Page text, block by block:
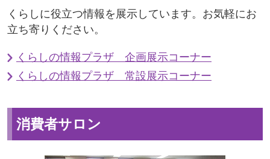
くらしに役立つ情報を展示しています。お気軽にお
立ち寄りください。
くらしの情報プラザ 企画展示コーナー
くらしの情報プラザ 常設展示コーナー
消費者サロン